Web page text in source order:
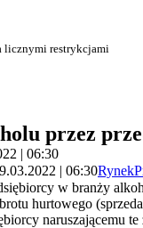
licznymi restrykcjami
przez
| 06:30
| 06:30Rynek
w branży
hurtowego
naruszającemu